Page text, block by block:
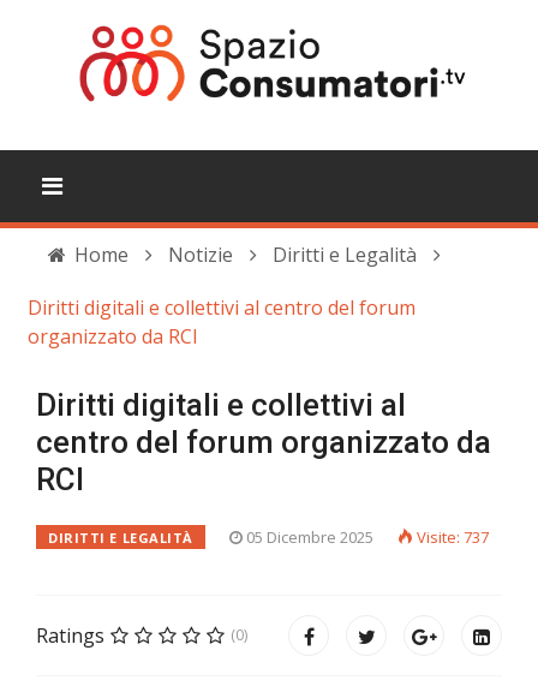
Home Notizie
Diritti e Legalità
Diritti digitali e collettivi al centro del forum
organizzato da RCI
Diritti digitali e collettivi al
centro del forum organizzato da
RCI
DIRITTI E LEGALITÀ 05 Dicembre 2025 Visite: 737
Ratings (0)